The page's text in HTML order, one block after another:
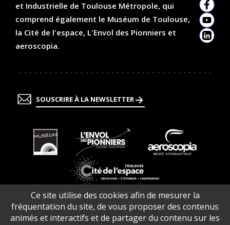
Ce site utilise des cookies afin de mesurer la
fréquentation du site, de vous proposer des contenus
animés et interactifs et de partager du contenu sur les
et Industrielle de Toulouse Métropole, qui
comprend également le Muséum de Toulouse,
la Cité de l'espace, L'Envol des Pionniers et
aeroscopia.
SOUSCRIRE À LA NEWSLETTER
plus
En
savoir
plus
plus
savoir
plus
Contacts Infos pratiques Offres d’emploi
Plan du site